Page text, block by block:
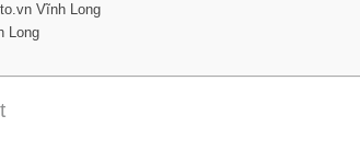
Vĩnh Long
Long